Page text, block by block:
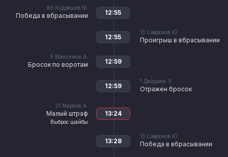
88 Кудряшов М.
Победа в вбрасывании 12:55
13 Сафронов Ю.
Проигрыш в вбрасывании
12:55
9 Максимов А.
Бросок по воротам 12:59
1 Дайдиев Э.
Отражен бросок
12:59
21 Марков А.
Малый штраф
Выброс шайбы
13:24
13 Сафронов Ю.
Победа в вбрасывании
13:28